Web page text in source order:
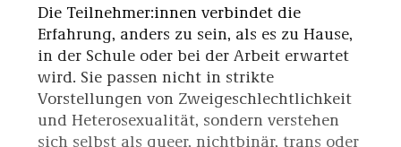
Die Teilnehmer:innen verbindet die
Erfahrung, anders zu sein, als es zu Hause,
in der Schule oder bei der Arbeit erwartet
wird. Sie passen nicht in strikte
Vorstellungen von Zweigeschlechtlichkeit
und Heterosexualität, sondern verstehen
sich selbst als queer, nichtbinär, trans oder